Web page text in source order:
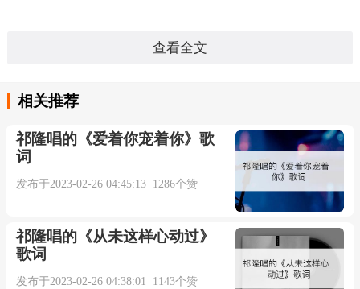
发行公司：华研唱片
语言：国语
时长：04:50秒
查看全文
相关推荐
祁隆唱的《爱着你宠着你》歌
词
发布于2023-02-26 04:45:13 1286个赞
祁隆唱的《从未这样心动过》
歌词
发布于2023-02-26 04:38:01 1143个赞